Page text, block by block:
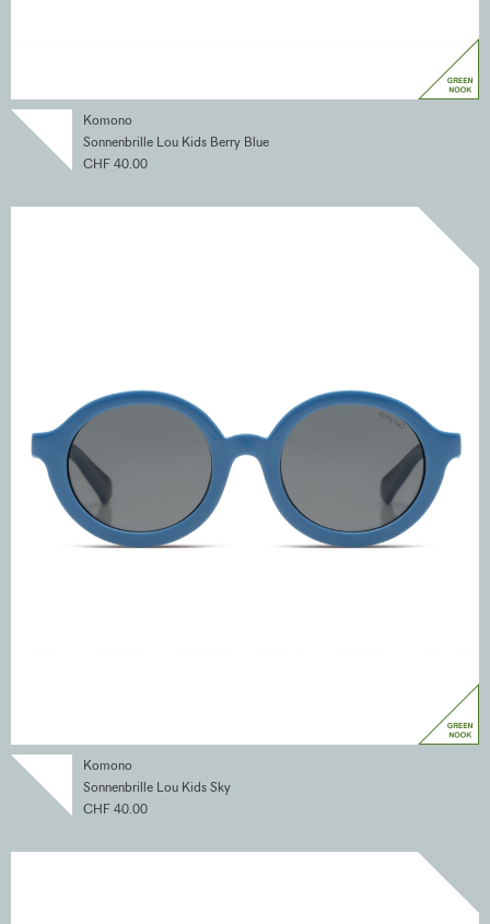
Komono
Sonnenbrille Lou Kids Berry Blue
CHF 40.00
Komono
Sonnenbrille Lou Kids Sky
CHF 40.00